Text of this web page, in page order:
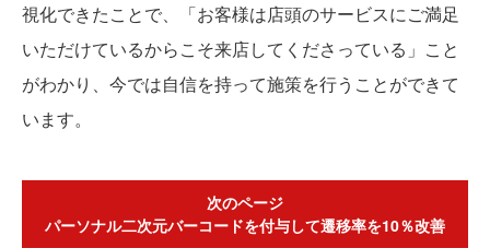
視化できたことで、「お客様は店頭のサービスにご満足
いただけているからこそ来店してくださっている」こと
がわかり、今では自信を持って施策を行うことができて
います。
次のページ
パーソナル二次元バーコードを付与して遷移率を10％改善